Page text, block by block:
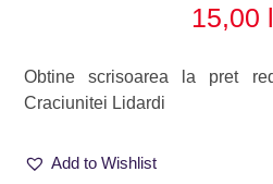
15,00
Obtine scrisoarea la pret
Craciunitei Lidardi
Add to Wishlist